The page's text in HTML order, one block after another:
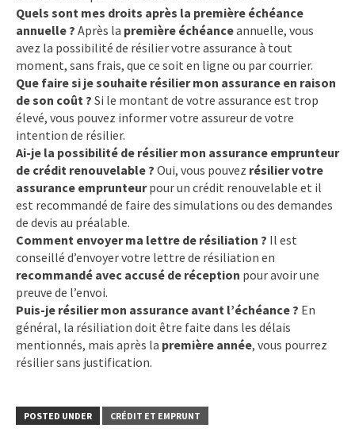
Quels sont mes droits après la première échéance
annuelle ? Après la première échéanceannuelle, vous
avez la possibilité de résilier votre assurance à tout
moment, sans frais, que ce soit en ligne ou par courrier.
Que faire si je souhaite résilier mon assurance en raison
de son coût ? Si le montant de votre assurance est trop
élevé, vous pouvez informer votre assureur de votre
intention de résilier.
Ai-je la possibilité de résilier mon assurance emprunteur
de crédit renouvelable ? Oui, vous pouvez résilier votre
assurance emprunteurpour un crédit renouvelable et il
est recommandé de faire des simulations ou des demandes
de devis au préalable.
Comment envoyer ma lettre de résiliation ? Il est
conseillé d’envoyer votre lettre de résiliation en
recommandé avec accusé de réception pour avoir une
preuve de l’envoi.
Puis-je résilier mon assurance avant l’échéance ? En
général, la résiliation doit être faite dans les délais
mentionnés, mais après la première année, vous pourrez
résilier sans justification.
POSTED UNDER CRÉDIT ET EMPRUNT